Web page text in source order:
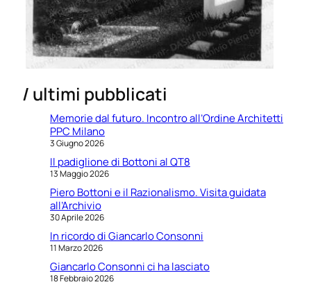
/ ultimi pubblicati
Memorie dal futuro. Incontro all’Ordine Architetti
PPC Milano
3 Giugno 2026
Il padiglione di Bottoni al QT8
13 Maggio 2026
Piero Bottoni e il Razionalismo. Visita guidata
all’Archivio
30 Aprile 2026
In ricordo di Giancarlo Consonni
11 Marzo 2026
Giancarlo Consonni ci ha lasciato
18 Febbraio 2026